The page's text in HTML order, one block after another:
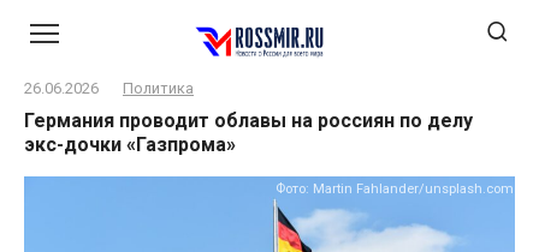
26.06.2026 Политика
Германия проводит облавы на россиян по делу
экс-дочки «Газпрома»
Фото: Martin Fahlander/unsplash.com